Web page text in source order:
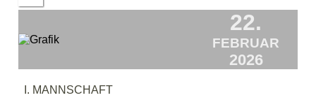
22.
FEBRUAR
2026
I. MANNSCHAFT